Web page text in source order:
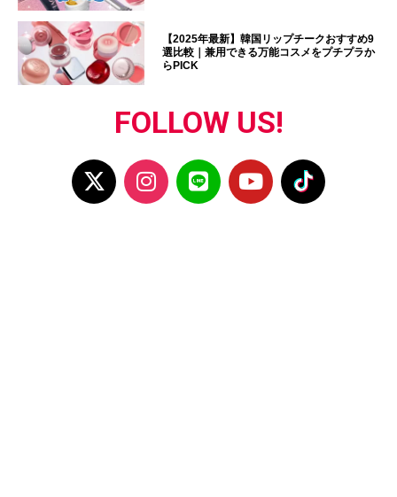
【2025年最新】韓国リップチークおすすめ9
選比較｜兼用できる万能コスメをプチプラか
らPICK
FOLLOW US!